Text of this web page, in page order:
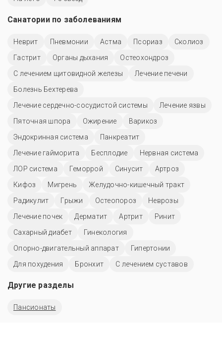
Санатории по заболеваниям
Неврит Пневмонии Астма Псориаз
Сколиоз
Гастрит
Органы дыхания
Остеохондроз
С лечением щитовидной железы
Лечение печени
Болезнь Бехтерева
Лечение сердечно-сосудистой системы
Лечение язвы
Пяточная шпора
Ожирение
Варикоз
Эндокринная система
Панкреатит
Лечение гайморита
Бесплодие
Нервная система
ЛОР система
Геморрой Синусит
Артроз
Кифоз
Мигрень
Желудочно-кишечный тракт
Радикулит
Грыжи Остеопороз
Неврозы
Лечение почек
Дерматит Артрит
Ринит
Сахарный диабет
Гинекология
Опорно-двигательный аппарат
Гипертонии
Для похудения
Бронхит С лечением суставов
Другие разделы
Пансионаты